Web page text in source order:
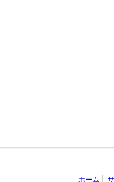
ホーム